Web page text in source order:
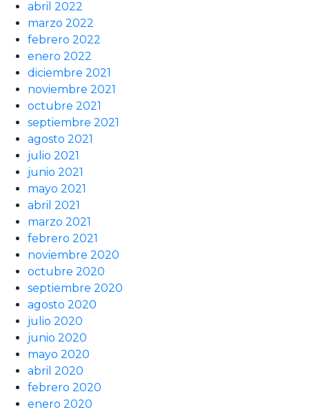
abril 2022
marzo 2022
febrero 2022
enero 2022
diciembre 2021
noviembre 2021
octubre 2021
septiembre 2021
agosto 2021
julio 2021
junio 2021
mayo 2021
abril 2021
marzo 2021
febrero 2021
noviembre 2020
octubre 2020
septiembre 2020
agosto 2020
julio 2020
junio 2020
mayo 2020
abril 2020
febrero 2020
enero 2020